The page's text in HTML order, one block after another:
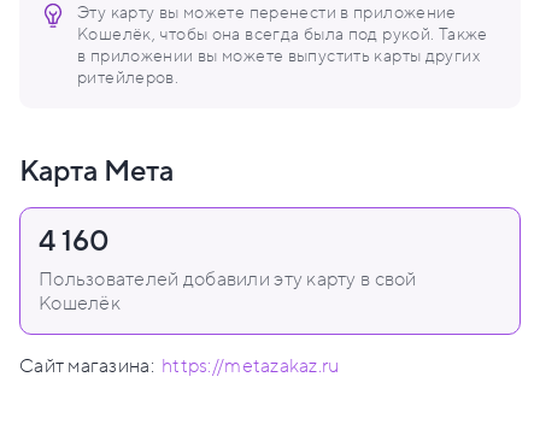
Эту карту вы можете перенести в приложение
Кошелёк, чтобы она всегда была под рукой. Также
в приложении вы можете выпустить карты других
ритейлеров.
Карта Мета
4 160
Пользователей добавили эту карту в свой
Кошелёк
Сайт магазина: https://metazakaz.ru